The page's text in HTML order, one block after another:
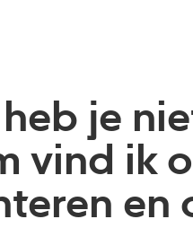
je
vind ik
en